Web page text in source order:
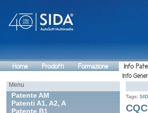
Home Prodotti Formazione Info
Info
Menu
Patente AM
Patenti A1, A2, A
Patente B1
Tags: